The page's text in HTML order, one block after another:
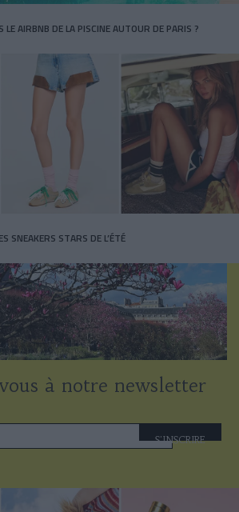
LE AIRBNB DE LA PISCINE AUTOUR DE PARIS ?
SNEAKERS STARS DE L’ÉTÉ
à notre newsletter
S'INSCRIRE